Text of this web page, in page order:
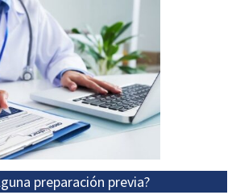
preparación previa?